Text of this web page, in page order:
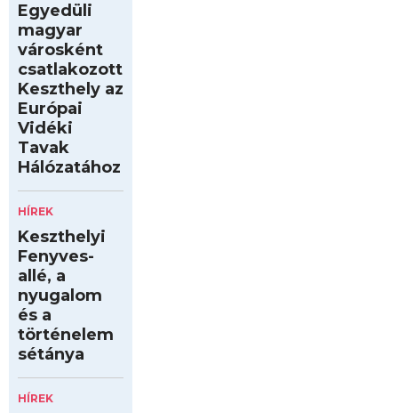
Egyedüli
magyar
városként
csatlakozott
Keszthely az
Európai
Vidéki
Tavak
Hálózatához
HÍREK
Keszthelyi
Fenyves-
allé, a
nyugalom
és a
történelem
sétánya
HÍREK